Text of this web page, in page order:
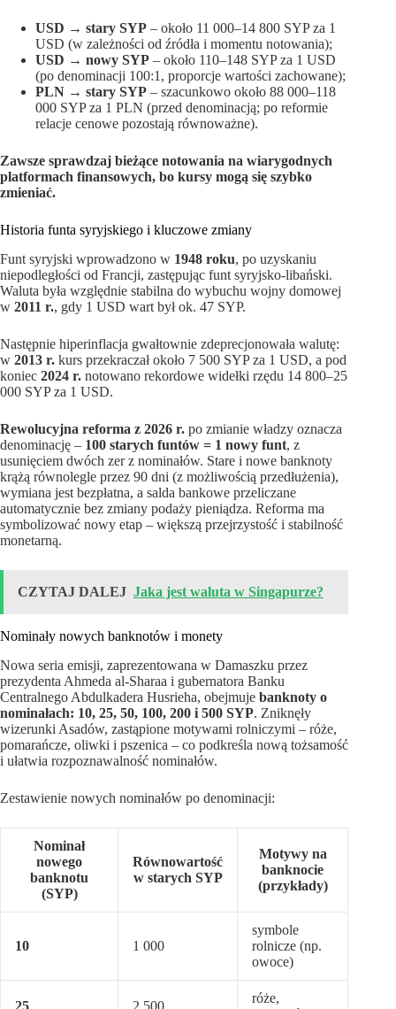
USD → stary SYP – około 11 000–14 800 SYP za 1
USD (w zależności od źródła i momentu notowania);
USD → nowy SYP – około 110–148 SYP za 1 USD
(po denominacji 100:1, proporcje wartości zachowane);
PLN → stary SYP – szacunkowo około 88 000–118
000 SYP za 1 PLN (przed denominacją; po reformie
relacje cenowe pozostają równoważne).
Zawsze sprawdzaj bieżące notowania na wiarygodnych
platformach finansowych, bo kursy mogą się szybko
zmieniać.
Historia funta syryjskiego i kluczowe zmiany
Funt syryjski wprowadzono w 1948 roku, po uzyskaniu
niepodległości od Francji, zastępując funt syryjsko-libański.
Waluta była względnie stabilna do wybuchu wojny domowej
w 2011 r., gdy 1 USD wart był ok. 47 SYP.
Następnie hiperinflacja gwałtownie zdeprecjonowała walutę:
w 2013 r. kurs przekraczał około 7 500 SYP za 1 USD, a pod
koniec 2024 r. notowano rekordowe widełki rzędu 14 800–25
000 SYP za 1 USD.
Rewolucyjna reforma z 2026 r. po zmianie władzy oznacza
denominację – 100 starych funtów = 1 nowy funt, z
usunięciem dwóch zer z nominałów. Stare i nowe banknoty
krążą równolegle przez 90 dni (z możliwością przedłużenia),
wymiana jest bezpłatna, a salda bankowe przeliczane
automatycznie bez zmiany podaży pieniądza. Reforma ma
symbolizować nowy etap – większą przejrzystość i stabilność
monetarną.
CZYTAJ DALEJ Jaka jest waluta w Singapurze?
Nominały nowych banknotów i monety
Nowa seria emisji, zaprezentowana w Damaszku przez
prezydenta Ahmeda al-Sharaa i gubernatora Banku
Centralnego Abdulkadera Husrieha, obejmuje banknoty o
nominałach: 10, 25, 50, 100, 200 i 500 SYP. Zniknęły
wizerunki Asadów, zastąpione motywami rolniczymi – róże,
pomarańcze, oliwki i pszenica – co podkreśla nową tożsamość
i ułatwia rozpoznawalność nominałów.
Zestawienie nowych nominałów po denominacji:
Nominał
nowego
banknotu
(SYP)
Równowartość
w starych SYP
Motywy na
banknocie
(przykłady)
10 1 000
symbole
rolnicze (np.
owoce)
25 2 500
róże,